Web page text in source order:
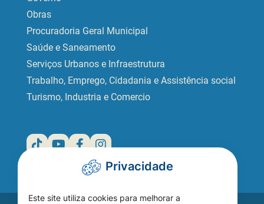
Obras
Procuradoria Geral Municipal
Saúde e Saneamento
Serviços Urbanos e Infraestrutura
Trabalho, Emprego, Cidadania e Assistência social
Turismo, Industria e Comercio
Privacidade
Este site utiliza cookies para melhorar a